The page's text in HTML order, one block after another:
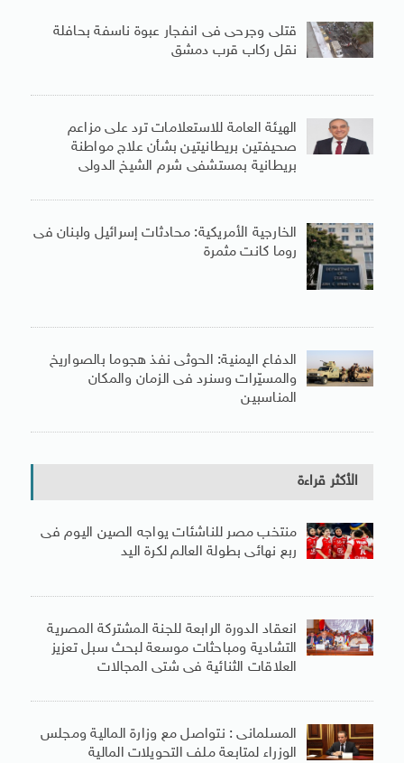
قتلى وجرحى فى انفجار عبوة ناسفة بحافلة
نقل ركاب قرب دمشق
الهيئة العامة للاستعلامات ترد على مزاعم
صحيفتين بريطانيتين بشأن علاج مواطنة
بريطانية بمستشفى شرم الشيخ الدولى
الخارجية الأمريكية: محادثات إسرائيل ولبنان فى
روما كانت مثمرة
الدفاع اليمنية: الحوثى نفذ هجوما بالصواريخ
والمسيّرات وسنرد فى الزمان والمكان
المناسبين
الأكثر قراءة
منتخب مصر للناشئات يواجه الصين اليوم فى
ربع نهائى بطولة العالم لكرة اليد
انعقاد الدورة الرابعة للجنة المشتركة المصرية
التشادية ومباحثات موسعة لبحث سبل تعزيز
العلاقات الثنائية فى شتى المجالات
المسلمانى : نتواصل مع وزارة المالية ومجلس
الوزراء لمتابعة ملف التحويلات المالية